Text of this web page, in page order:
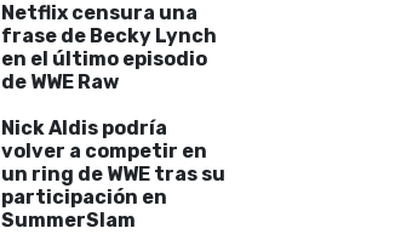
Netflix censura una
frase de Becky Lynch
en el último episodio
de WWE Raw
Nick Aldis podría
volver a competir en
un ring de WWE tras su
participación en
SummerSlam